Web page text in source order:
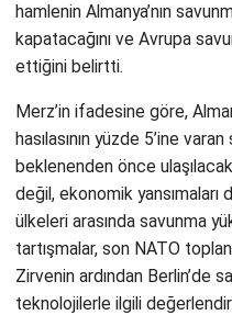
hamlenin Almanya’nın
kapatacağını ve Avrupa
ettiğini belirtti.
Merz’in ifadesine göre,
hasılasının yüzde 5’ine
beklenenden önce
değil, ekonomik
ülkeleri arasında savunma
tartışmalar, son NATO
Zirvenin ardından Berlin’de
teknolojilerle ilgili